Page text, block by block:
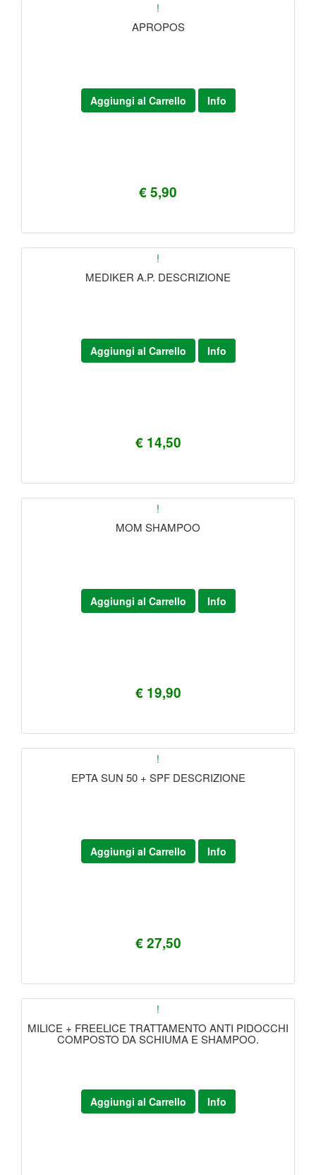
!
APROPOS
€ 5,90
Aggiungi al Carrello Info
!
MEDIKER A.P. DESCRIZIONE
€ 14,50
Aggiungi al Carrello Info
!
MOM SHAMPOO
€ 19,90
Aggiungi al Carrello Info
!
EPTA SUN 50 + SPF DESCRIZIONE
€ 27,50
Aggiungi al Carrello Info
!
MILICE + FREELICE TRATTAMENTO ANTI PIDOCCHI
COMPOSTO DA SCHIUMA E SHAMPOO.
Aggiungi al Carrello Info